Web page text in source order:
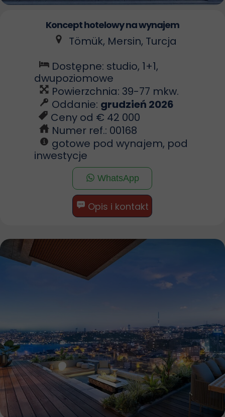
Opis i kontakt
Koncept hotelowyna wynajem
Tömük, Mersin, Turcja
Dostępne: studio, 1+1,
dwupoziomowe
Powierzchnia: 39-77 mkw.
Oddanie: grudzień 2026
Ceny od € 42 000
Numer ref.: 00168
gotowe pod wynajem, pod
inwestycje
WhatsApp